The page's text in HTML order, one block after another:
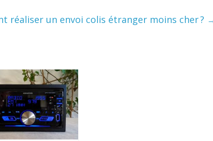
réaliser un envoi colis étranger moins cher ?